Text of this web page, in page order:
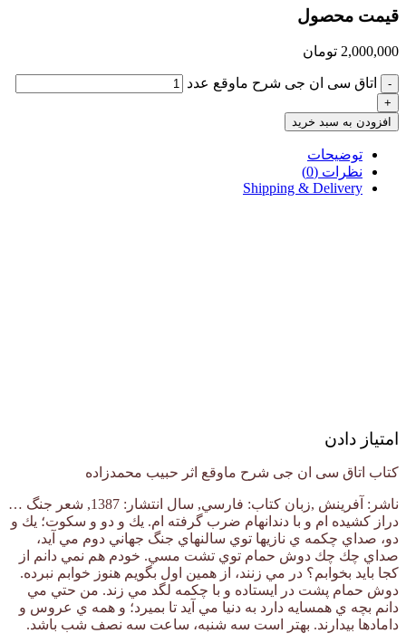
قیمت محصول
2,000,000 تومان
- اتاق سی ان جی شرح ماوقع عدد
+
افزودن به سبد خرید
توضیحات
نظرات (0)
Shipping & Delivery
امتیاز دادن
کتاب اتاق سی ان جی شرح ماوقع اثر حبیب محمدزاده
ناشر: آفرينش ,زبان كتاب: فارسي, سال انتشار: 1387, شعر جنگ …
دراز كشيده ام و با دندانهام ضرب گرفته ام. يك و دو و سكوت؛ يك و
دو، صداي چكمه ي نازيها توي سالنهاي جنگ جهاني دوم مي آيد،
صداي چك چك دوش حمام توي تشت مسي. خودم هم نمي دانم از
كجا بايد بخوابم؟ در مي زنند، از همين اول بگويم هنوز خوابم نبرده.
دوش حمام پشت در ايستاده و با چكمه لگد مي زند. من حتي مي
دانم بچه ي همسايه دارد به دنيا مي آيد تا بميرد؛ و همه ي عروس و
دامادها بيدارند. بهتر است سه شنبه، ساعت سه نصف شب باشد.